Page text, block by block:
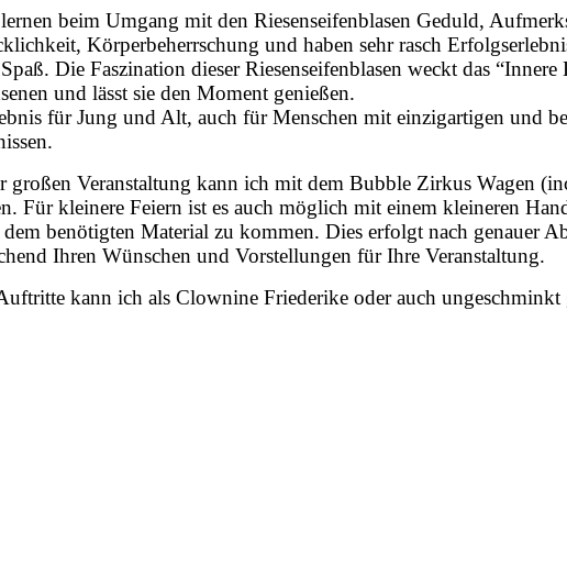
beim Umgang mit den Riesenseifenblasen Geduld,
Körperbeherrschung und haben sehr rasch
Die Faszination dieser Riesenseifenblasen weckt das “Innere
und lässt sie den Moment genießen.
für Jung und Alt, auch für Menschen mit einzigartigen und
großen Veranstaltung kann ich mit dem Bubble Zirkus Wagen
Für kleinere Feiern ist es auch möglich mit einem kleineren
benötigten Material zu kommen. Dies erfolgt nach genauer
Ihren Wünschen und Vorstellungen für Ihre Veranstaltung.
kann ich als Clownine Friederike oder auch ungeschminkt